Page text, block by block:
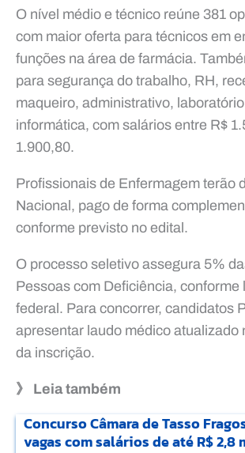
O nível médio e técnico reúne 381
com maior oferta para técnicos em
funções na área de farmácia.
para segurança do trabalho, RH,
maqueiro, administrativo,
informática, com salários entre R$
1.900,80.
Profissionais de Enfermagem terão
Nacional, pago de forma
conforme previsto no edital.
O processo seletivo assegura 5%
Pessoas com Deficiência, conforme
federal. Para concorrer, candidatos
apresentar laudo médico atualizado
da inscrição.
》 Leia também
Concurso Câmara de Tasso
vagas com salários de até R$ 2,8